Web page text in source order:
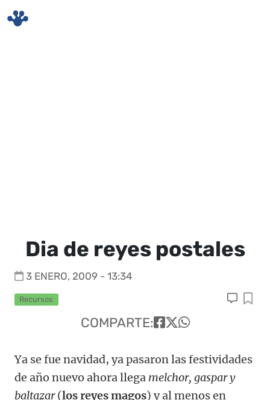
Dia de reyes postales
3 ENERO, 2009 - 13:34
Recursos
COMPARTE:
Ya se fue navidad, ya pasaron las festividades
de año nuevo ahora llega melchor, gaspar y
baltazar(los reyes magos) y al menos en